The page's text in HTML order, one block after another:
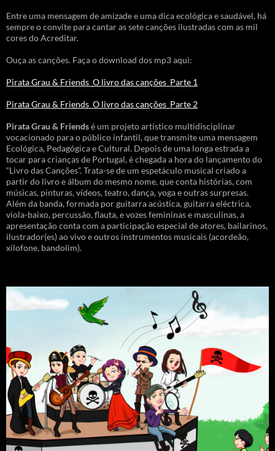
Entre uma mensagem de amizade e uma dica ecológica e saudável, há
sempre o convite para cantar as sete canções ilustradas com as mil
cores do Acreditar.
Ouça as canções. Faça o download dos mp3 aqui:
Pirata Grau & Friends_O livro das canções_Parte 1
Pirata Grau & Friends_O livro das canções_Parte 2
Pirata Grau & Friendsé um projeto artístico multidisciplinar
vocacionado para o público infantil, que transmite uma mensagem
Ecológica, Pedagógica e Cultural. Depois de uma longa estrada a
tocar para crianças de Portugal, é chegada a hora do lançamento do
“Livro das Canções”. Trata-se de um espetáculo musical criado a
partir do livro e álbum do mesmo nome, que conta histórias, com
músicas, pinturas, vídeos, teatro, dança, yoga e outras surpresas.
Além da banda, formada por guitarra acústica, guitarra eléctrica,
viola-baixo, percussão, flauta, e vozes femininas e masculinas, a
apresentação conta com a participação especial de atores, bailarinos,
ilustrador(es) ao vivo e outros instrumentos musicais (acordeão,
xilofone, bandolim).